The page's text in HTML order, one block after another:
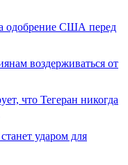
одобрение США перед
воздерживаться от
что Тегеран никогда
ударом для